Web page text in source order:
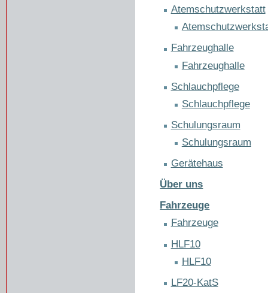
Atemschutzwerkstatt
Fahrzeughalle
Fahrzeughalle
Schlauchpflege
Schlauchpflege
Schulungsraum
Schulungsraum
Gerätehaus
Über uns
Fahrzeuge
Fahrzeuge
HLF10
HLF10
LF20-KatS